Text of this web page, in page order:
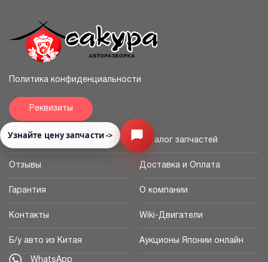
Узнайте цену запчасти -> Открыть меню
Политика конфиденциальности
Реквизиты
Главная Каталог запчастей
Отзывы Доставка и Оплата
Гарантия О компании
Контакты Wiki-Двигатели
Б/у авто из Китая Аукционы Японии онлайн
WhatsApp